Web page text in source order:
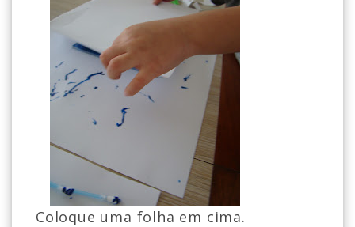
Coloque uma folha em cima.